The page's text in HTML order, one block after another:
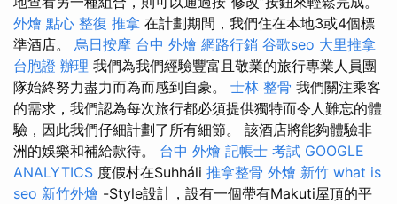
外燴 點心 整復 推拿 在計劃期間，我們住在本地3或4個標
準酒店。 烏日按摩 台中 外燴 網路行銷 谷歌seo 大里推拿
台胞證 辦理 我們為我們經驗豐富且敬業的旅行專業人員團
隊始終努力盡力而為而感到自豪。 士林 整骨 我們關注乘客
的需求，我們認為每次旅行都必須提供獨特而令人難忘的體
驗，因此我們仔細計劃了所有細節。 該酒店將能夠體驗非
洲的娛樂和補給款待。 台中 外燴 記帳士 考試 GOOGLE
ANALYTICS 度假村在Suhháli 推拿整骨 外燴 新竹 what is
seo 新竹外燴 -Style設計，設有一個帶有Makuti屋頂的平